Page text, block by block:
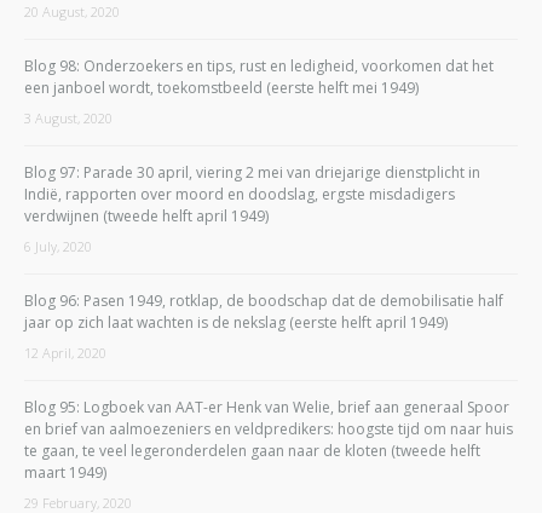
20 August, 2020
Blog 98: Onderzoekers en tips, rust en ledigheid, voorkomen dat het
een janboel wordt, toekomstbeeld (eerste helft mei 1949)
3 August, 2020
Blog 97: Parade 30 april, viering 2 mei van driejarige dienstplicht in
Indië, rapporten over moord en doodslag, ergste misdadigers
verdwijnen (tweede helft april 1949)
6 July, 2020
Blog 96: Pasen 1949, rotklap, de boodschap dat de demobilisatie half
jaar op zich laat wachten is de nekslag (eerste helft april 1949)
12 April, 2020
Blog 95: Logboek van AAT-er Henk van Welie, brief aan generaal Spoor
en brief van aalmoezeniers en veldpredikers: hoogste tijd om naar huis
te gaan, te veel legeronderdelen gaan naar de kloten (tweede helft
maart 1949)
29 February, 2020